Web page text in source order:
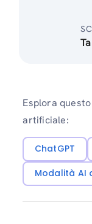
Esplora
artificiale:
ChatGPT
Modalità AI